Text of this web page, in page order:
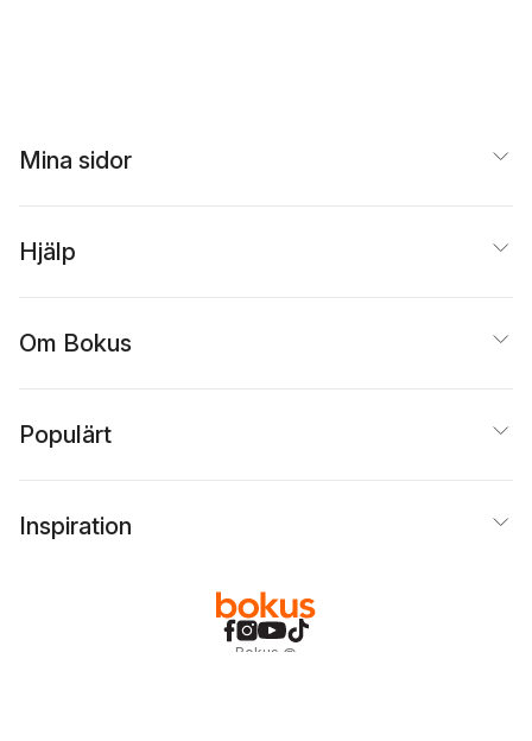
Mina sidor
Hjälp
Om Bokus
Populärt
Inspiration
Bokus @